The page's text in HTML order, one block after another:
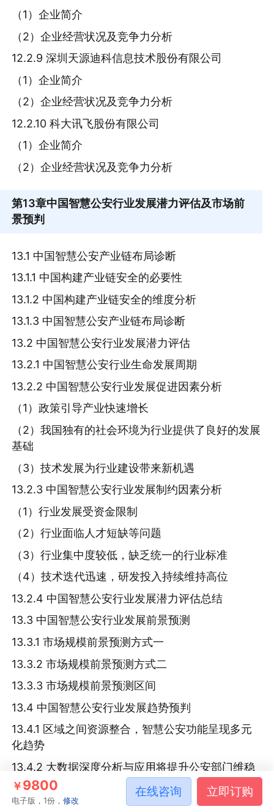
（1）企业简介
（2）企业经营状况及竞争力分析
12.2.9 深圳天源迪科信息技术股份有限公司
（1）企业简介
（2）企业经营状况及竞争力分析
12.2.10 科大讯飞股份有限公司
（1）企业简介
（2）企业经营状况及竞争力分析
第13章中国智慧公安行业发展潜力评估及市场前
景预判
13.1 中国智慧公安产业链布局诊断
13.1.1 中国构建产业链安全的必要性
13.1.2 中国构建产业链安全的维度分析
13.1.3 中国智慧公安产业链布局诊断
13.2 中国智慧公安行业发展潜力评估
13.2.1 中国智慧公安行业生命发展周期
13.2.2 中国智慧公安行业发展促进因素分析
（1）政策引导产业快速增长
（2）我国独有的社会环境为行业提供了良好的发展
基础
（3）技术发展为行业建设带来新机遇
13.2.3 中国智慧公安行业发展制约因素分析
（1）行业发展受资金限制
（2）行业面临人才短缺等问题
（3）行业集中度较低，缺乏统一的行业标准
（4）技术迭代迅速，研发投入持续维持高位
13.2.4 中国智慧公安行业发展潜力评估总结
13.3 中国智慧公安行业发展前景预测
13.3.1 市场规模前景预测方式一
13.3.2 市场规模前景预测方式二
13.3.3 市场规模前景预测区间
13.4 中国智慧公安行业发展趋势预判
13.4.1 区域之间资源整合，智慧公安功能呈现多元
化趋势
13.4.2 大数据深度分析与应用将提升公安部门维稳
防控能力
13.4.3 新兴产业蓬勃发展驱动网络安全治理效能提
￥9800
电子版，1份，修改
在线咨询 立即订购